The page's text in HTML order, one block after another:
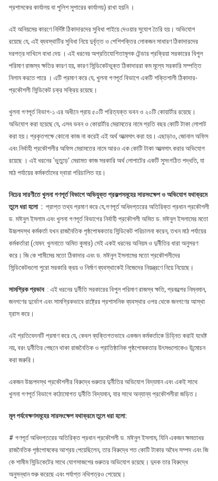
প্রশাসকের কার্যালয় বা পুলিশ সুপারের কার্যালয়) রাখা হয়নি ।
এই অনিয়মের কারণে নির্দিষ্ট ঠিকাদারদের সুবিধা পাইয়ে দেওয়ার সুযোগ তৈরি হয়। অভিযোগ
রয়েছে যে, এই ব্যবস্থাটির সুবিধা নিয়ে দুর্বৃত্ত ও পেশিশক্তির লোকজন সাধারণ ঠিকাদারদের
দরপত্র দাখিলে বাধা দেয় । এই ধরনের অপ্রতিযোগিতামূলক টেন্ডার প্রক্রিয়া সরকারের বিপুল
পরিমাণ রাজস্ব ক্ষতির কারণ হয়, কারণ সিন্ডিকেটভুক্ত ঠিকাদাররা কম মূল্যে সরকারি সম্পত্তি
নিলাম করতে পারে । এটি প্রমাণ করে যে, খুলনা গণপূর্ত বিভাগে একটি শক্তিশালী ঠিকাদার-
প্রকৌশলী সিন্ডিকেট চক্র সক্রিয় রয়েছে।
খুলনা গণপূর্ত বিভাগ-১ এর অধীনে প্রায় ৫০টি পরিত্যক্ত ভবন ও ২০টি কোয়ার্টার রয়েছে।
অভিযোগ করা হয়েছে যে, এসব ভবন ও কোয়ার্টার মেরামতের নামে প্রতি বছর কোটি টাকা লোপাট
করা হয়। প্রকৃতপক্ষে কোনো কাজ না করেই এই অর্থ আত্মসাৎ করা হয়। এছাড়াও, জোনাল অফিস
এবং নির্বাহী প্রকৌশলীর অফিস মেরামতের নামে আরও এক কোটি টাকা আত্মসাৎ করার অভিযোগ
রয়েছে । এই ধরনের ‘ভুতুড়ে’ মেরামত কাজ সরকারি অর্থ লোপাটের একটি সুসংগঠিত পদ্ধতি, যা
মাঠ পর্যায়ের কর্মকর্তাদের দ্বারা পরিচালিত হয়।
নিচের সারণীতে খুলনা গণপূর্ত বিভাগে অভিযুক্ত প্রকল্পসমূহের সারসংক্ষেপ ও অভিযোগ যথাক্রমে
তুলে ধরা হলো : প্রাপ্ত তথ্য প্রমাণ করে যে,গণপূর্ত অধিদপ্তরের অতিরিক্ত প্রধান প্রকৌশলী
ড. মঈনুল ইসলাম এবং খুলনা গণপূর্ত বিভাগের নির্বাহী প্রকৌশলী অমিত ড. মঈনুল ইসলামের মতো
উচ্চপদস্থ কর্মকর্তা যখন রাজনৈতিক পৃষ্ঠপোষকতায় সিন্ডিকেট পরিচালনা করেন, তখন মাঠ পর্যায়ের
কর্মকর্তারা (যেমন: খুলনাতে অমিত কুমার) সেই একই ধরনের অনিয়ম ও দুর্নীতির ধারা অনুসরণ
করে। জি কে শামীমের মতো ঠিকাদার এবং ড. মঈনুল ইসলামের মতো প্রকৌশলীদের
সিন্ডিকেটগুলো পুরো সরকারি ক্রয় ও নির্মাণ ব্যবস্থাকেই নিজেদের নিয়ন্ত্রণে নিয়ে নিয়েছে।
সামগ্রিক প্রভাব : এই ধরনের দুর্নীতি সরকারের বিপুল পরিমাণ রাজস্ব ক্ষতি, প্রকল্পের নিম্নমান,
জনগণের দুর্ভোগ এবং সামগ্রিকভাবে রাষ্ট্রের প্রশাসনিক ব্যবস্থার ওপর থেকে জনগণের আস্থা
হ্রাস করে।
এই প্রতিবেদনটি প্রমাণ করে যে, কেবল ব্যক্তিগতভাবে একজন কর্মকর্তাকে চিহ্নিত করাই যথেষ্ট
নয়, বরং দুর্নীতির পেছনে থাকা রাজনৈতিক ও প্রাতিষ্ঠানিক পৃষ্ঠপোষকতার উৎসগুলোকেও উন্মোচন
করা জরুরি।
একজন উচ্চপদস্থ প্রকৌশলীর বিরুদ্ধে গুরুতর দুর্নীতির অভিযোগ বিদ্যমান এবং একই সাথে
খুলনা গণপূর্ত বিভাগে কাঠামোগত দুর্নীতি বিদ্যমান, যার সাথে অন্যান্য প্রকৌশলীরা জড়িত।
মূল পর্যবেক্ষণসমূহের সারসংক্ষেপ যথাক্রমে তুলে ধরা হলো:
# গণপূর্ত অধিদপ্তরের অতিরিক্ত প্রধান প্রকৌশলী ড. মঈনুল ইসলাম, যিনি একজন ক্ষমতাধর
রাজনৈতিক পৃষ্ঠপোষকের আশ্রয় পেয়েছিলেন, তার বিরুদ্ধে শত কোটি টাকার অবৈধ সম্পদ এবং জি
কে শামীম সিন্ডিকেটের সাথে যোগসাজশের গুরুতর অভিযোগ রয়েছে। দুদক তার বিরুদ্ধে
অনুসন্ধান শুরু করেছে এবং পর্যাপ্ত নথিপত্রও পেয়েছে।